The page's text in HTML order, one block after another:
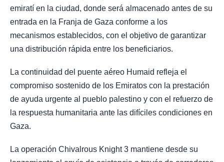
emiratí en la ciudad, donde será almacenado antes de su
entrada en la Franja de Gaza conforme a los
mecanismos establecidos, con el objetivo de garantizar
una distribución rápida entre los beneficiarios.
La continuidad del puente aéreo Humaid refleja el
compromiso sostenido de los Emiratos con la prestación
de ayuda urgente al pueblo palestino y con el refuerzo de
la respuesta humanitaria ante las difíciles condiciones en
Gaza.
La operación Chivalrous Knight 3 mantiene desde su